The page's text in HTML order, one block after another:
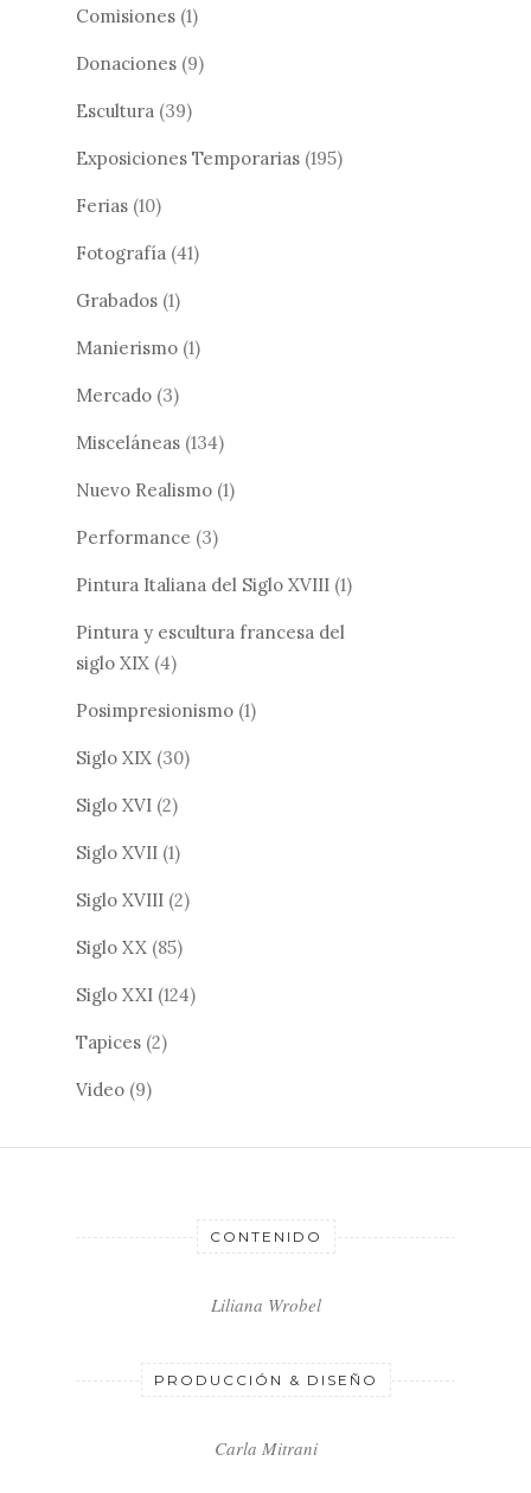
Comisiones (1)
Donaciones (9)
Escultura (39)
Exposiciones Temporarias (195)
Ferias (10)
Fotografía (41)
Grabados (1)
Manierismo (1)
Mercado (3)
Misceláneas (134)
Nuevo Realismo (1)
Performance (3)
Pintura Italiana del Siglo XVIII (1)
Pintura y escultura francesa del
siglo XIX (4)
Posimpresionismo (1)
Siglo XIX (30)
Siglo XVI (2)
Siglo XVII (1)
Siglo XVIII (2)
Siglo XX (85)
Siglo XXI (124)
Tapices (2)
Video (9)
CONTENIDO
Liliana Wrobel
PRODUCCIÓN & DISEÑO
Carla Mitrani